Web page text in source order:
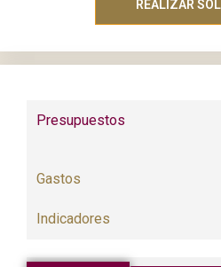
REALIZAR
Presupuestos
Gastos
Indicadores